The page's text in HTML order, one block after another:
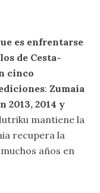
es enfrentarse
de Cesta-
cinco
: Zumaia
2013, 2014 y
mantiene la
recupera la
años en